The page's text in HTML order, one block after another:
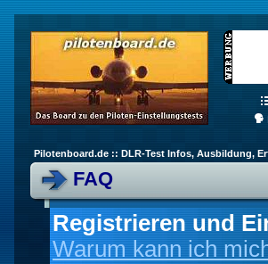
Pilotenboard.de :: DLR-Test Infos, Ausbildung,
FAQ
Registrieren und
Warum kann ich